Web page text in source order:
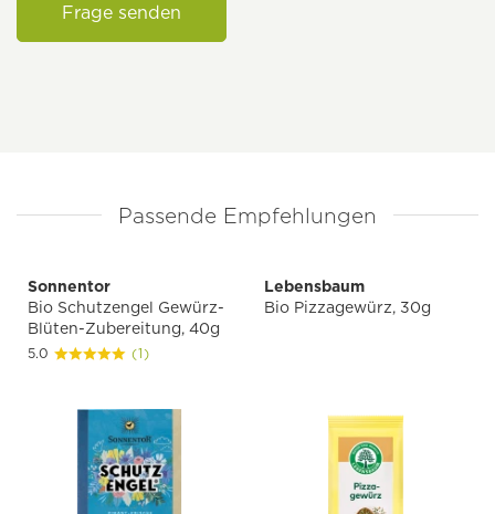
Frage senden
Passende Empfehlungen
Sonnentor
Bio Schutzengel Gewürz-
Blüten-Zubereitung, 40g
5.0 (1)
Lebensbaum
Bio Pizzagewürz, 30g